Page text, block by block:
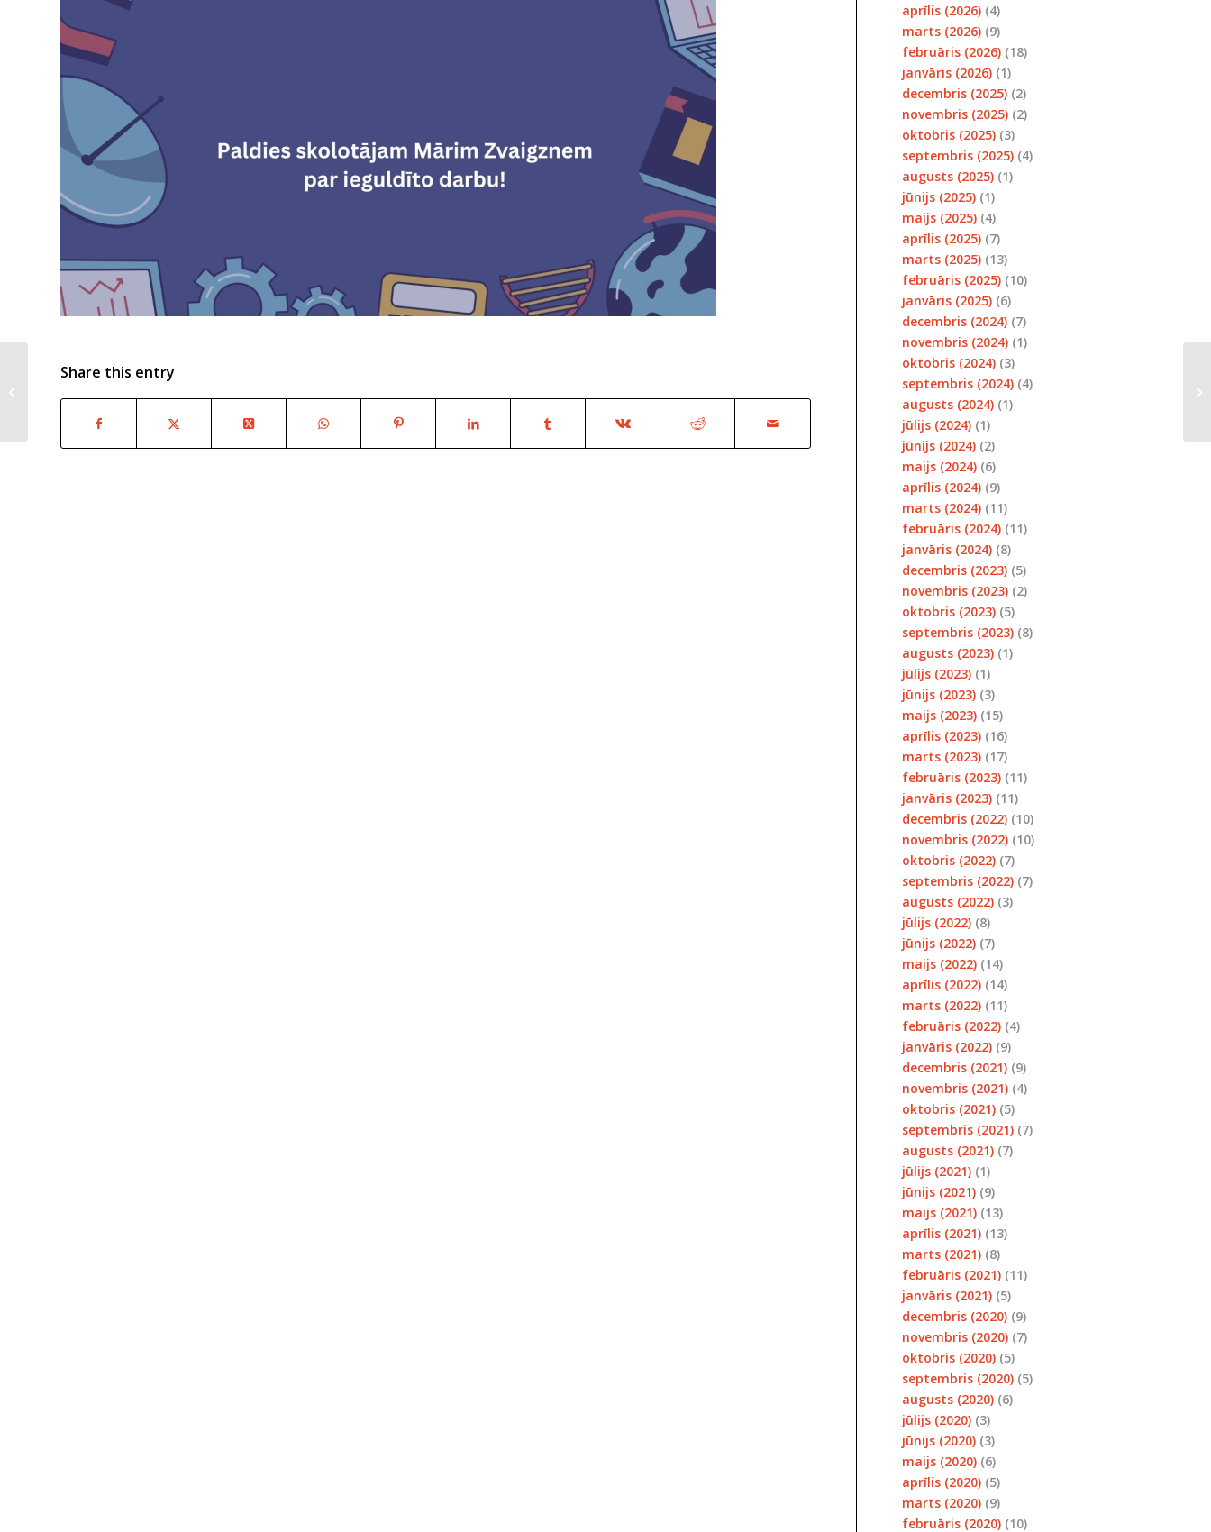
Share this entry
aprīlis (2026) (4)
marts (2026) (9)
februāris (2026) (18)
janvāris (2026) (1)
decembris (2025) (2)
novembris (2025) (2)
oktobris (2025) (3)
septembris (2025) (4)
augusts (2025) (1)
jūnijs (2025) (1)
maijs (2025) (4)
aprīlis (2025) (7)
marts (2025) (13)
februāris (2025) (10)
janvāris (2025) (6)
decembris (2024) (7)
novembris (2024) (1)
oktobris (2024) (3)
septembris (2024) (4)
augusts (2024) (1)
jūlijs (2024) (1)
jūnijs (2024) (2)
maijs (2024) (6)
aprīlis (2024) (9)
marts (2024) (11)
februāris (2024) (11)
janvāris (2024) (8)
decembris (2023) (5)
novembris (2023) (2)
oktobris (2023) (5)
septembris (2023) (8)
augusts (2023) (1)
jūlijs (2023) (1)
jūnijs (2023) (3)
maijs (2023) (15)
aprīlis (2023) (16)
marts (2023) (17)
februāris (2023) (11)
janvāris (2023) (11)
decembris (2022) (10)
novembris (2022) (10)
oktobris (2022) (7)
septembris (2022) (7)
augusts (2022) (3)
jūlijs (2022) (8)
jūnijs (2022) (7)
maijs (2022) (14)
aprīlis (2022) (14)
marts (2022) (11)
februāris (2022) (4)
janvāris (2022) (9)
decembris (2021) (9)
novembris (2021) (4)
oktobris (2021) (5)
septembris (2021) (7)
augusts (2021) (7)
jūlijs (2021) (1)
jūnijs (2021) (9)
maijs (2021) (13)
aprīlis (2021) (13)
marts (2021) (8)
februāris (2021) (11)
janvāris (2021) (5)
decembris (2020) (9)
novembris (2020) (7)
oktobris (2020) (5)
septembris (2020) (5)
augusts (2020) (6)
jūlijs (2020) (3)
jūnijs (2020) (3)
maijs (2020) (6)
aprīlis (2020) (5)
marts (2020) (9)
februāris (2020) (10)
RTU IZV skolēnu augstie